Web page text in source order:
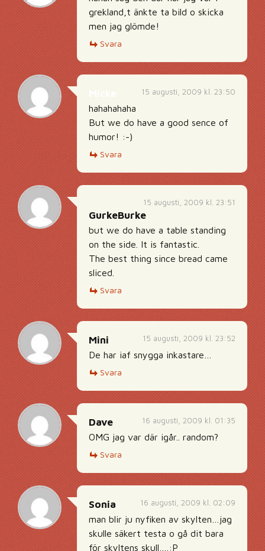
grekland,t änkte ta bild o skicka
men jag glömde!
Svara
15 augusti, 2009 kl. 23:50
hahahahaha
But we do have a good sence of
humor! :-)
Svara
15 augusti, 2009 kl. 23:51
GurkeBurke
but we do have a table standing
on the side. It is fantastic.
The best thing since bread came
sliced.
Svara
15 augusti, 2009 kl. 23:52
Mini
De har iaf snygga inkastare…
Svara
16 augusti, 2009 kl. 01:35
Dave
OMG jag var där igår.. random?
Svara
16 augusti, 2009 kl. 02:09
Sonia
man blir ju nyfiken av skylten…jag
skulle säkert testa o gå dit bara
för skyltens skull….:P